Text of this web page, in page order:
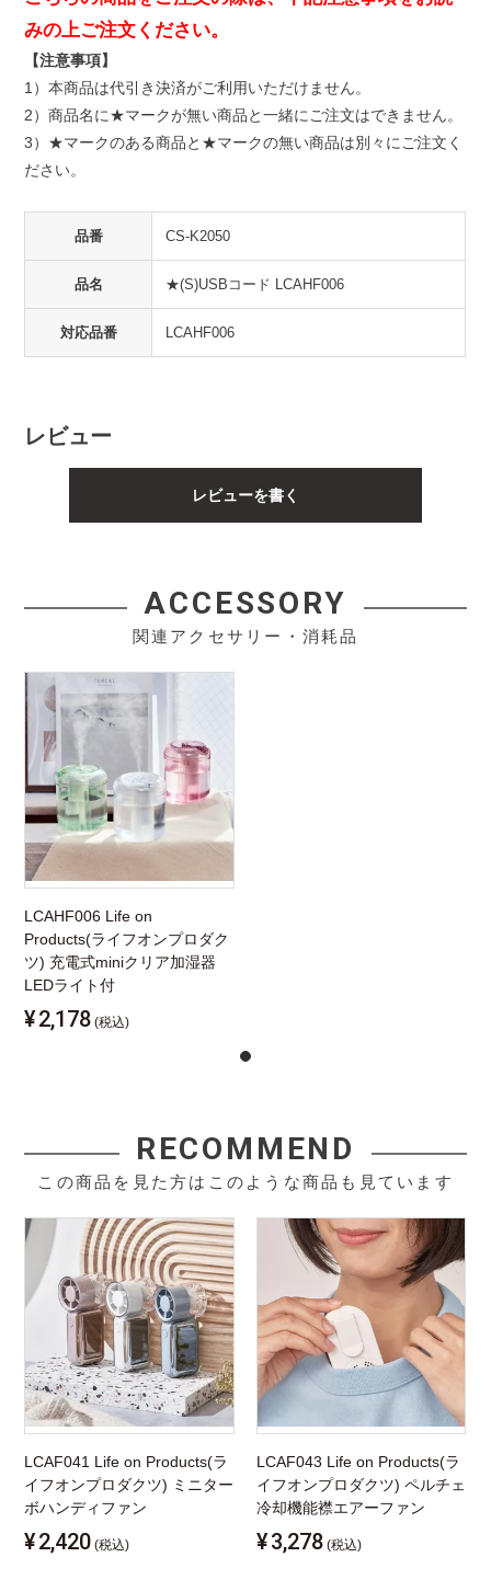
みの上ご注文ください。
【注意事項】
1）本商品は代引き決済がご利用いただけません。
2）商品名に★マークが無い商品と一緒にご注文はできません。
3）★マークのある商品と★マークの無い商品は別々にご注文く
ださい。
品番 CS-K2050
品名 ★(S)USBコード LCAHF006
対応品番 LCAHF006
レビュー
レビューを書く
ACCESSORY
関連アクセサリー・消耗品
LCAHF006 Life on
Products(ライフオンプロダク
ツ) 充電式miniクリア加湿器
LEDライト付
¥2,178 (税込)
RECOMMEND
この商品を見た方はこのような商品も見ています
LCAF041 Life on Products(ラ
イフオンプロダクツ) ミニター
ボハンディファン
¥2,420 (税込)
LCAF043 Life on Products(ラ
イフオンプロダクツ) ペルチェ
冷却機能襟エアーファン
¥3,278 (税込)